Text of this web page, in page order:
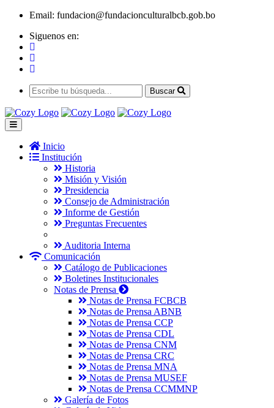
Email: fundacion@fundacionculturalbcb.gob.bo
Siguenos en:
Buscar
Inicio
Institución
Historia
Misión y Visión
Presidencia
Consejo de Administración
Informe de Gestión
Preguntas Frecuentes
Auditoria Interna
Comunicación
Catálogo de Publicaciones
Boletines Institucionales
Notas de Prensa
Notas de Prensa FCBCB
Notas de Prensa ABNB
Notas de Prensa CCP
Notas de Prensa CDL
Notas de Prensa CNM
Notas de Prensa CRC
Notas de Prensa MNA
Notas de Prensa MUSEF
Notas de Prensa CCMMNP
Galería de Fotos